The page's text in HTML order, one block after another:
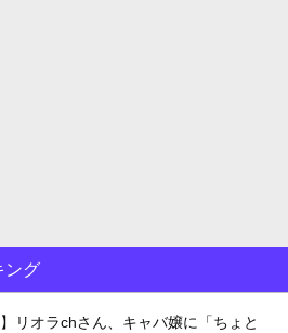
ング
】リオラchさん、キャバ嬢に「ちょと